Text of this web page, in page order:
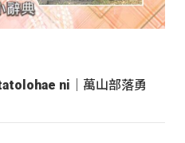
tatolohae ni｜萬山部落勇